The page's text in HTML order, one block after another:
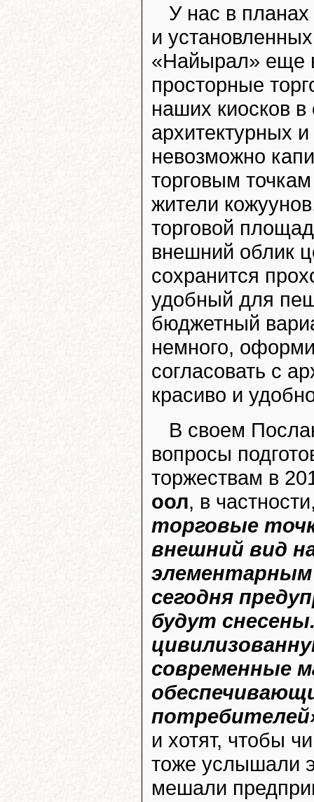
У нас в
и
«Найырал» еще
просторные
наших киосков в
архитектурных
невозможно
торговым
жители
торговой
внешний облик
сохранится
удобный для
бюджетный
немного,
согласовать с
красиво и
В своем
вопросы
торжествам в
оол, в
торговые
внешний вид
сегодня
будут
современные
и хотят, чтобы
тоже услышали
мешали